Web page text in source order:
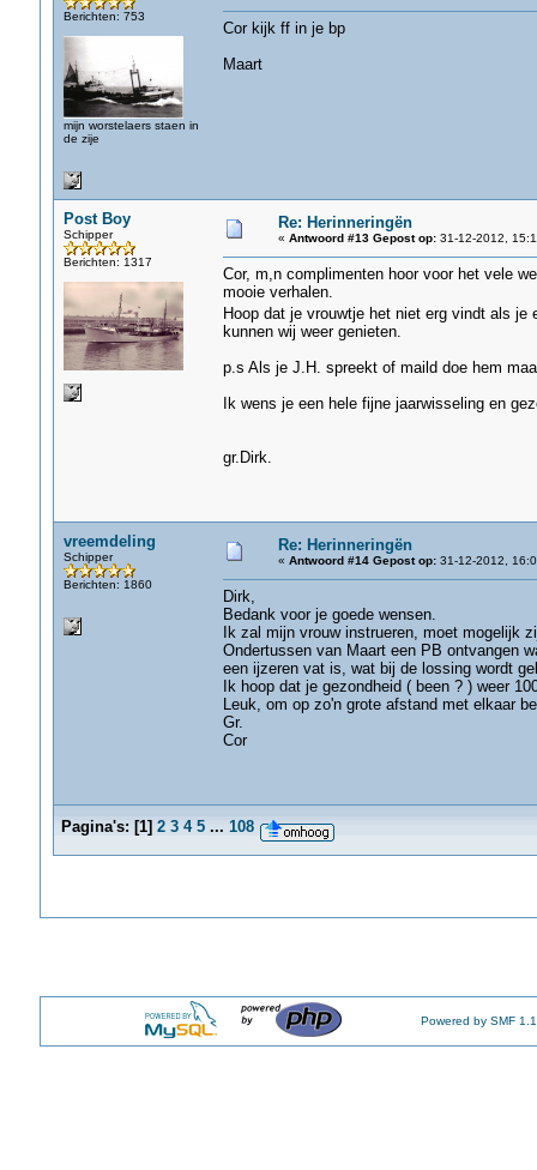
Berichten: 753
mijn worstelaers staen in
de zije
Cor kijk ff in je bp
Maart
Post Boy
Schipper
Berichten: 1317
Re: Herinneringën
« Antwoord #13 Gepost op:31-12-2012,
Cor, m,n complimenten hoor voor het vele
mooie verhalen.
Hoop dat je vrouwtje het niet erg vindt als
kunnen wij weer genieten.
p.s Als je J.H. spreekt of maild doe hem
Ik wens je een hele fijne jaarwisseling en
gr.Dirk.
vreemdeling
Schipper
Berichten: 1860
Re: Herinneringën
« Antwoord #14 Gepost op:31-12-2012,
Dirk,
Bedank voor je goede wensen.
Ik zal mijn vrouw instrueren, moet mogelijk
Ondertussen van Maart een PB ontvangen
een ijzeren vat is, wat bij de lossing wordt
Ik hoop dat je gezondheid ( been ? ) weer
Leuk, om op zo'n grote afstand met elkaar
Gr.
Cor
Pagina's: [1] 2 3 4 5 ... 108
Powered by SMF